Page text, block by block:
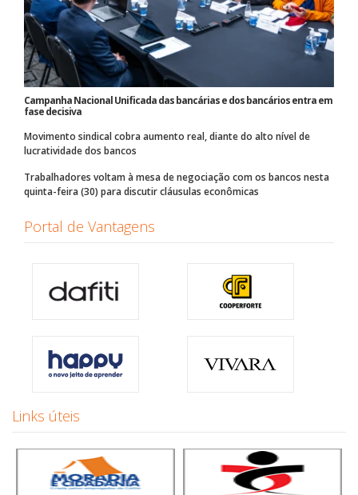
Campanha Nacional Unificada das bancárias e dos bancários entra em
fase decisiva
Movimento sindical cobra aumento real, diante do alto nível de
lucratividade dos bancos
Trabalhadores voltam à mesa de negociação com os bancos nesta
quinta-feira (30) para discutir cláusulas econômicas
Portal de Vantagens
Links úteis